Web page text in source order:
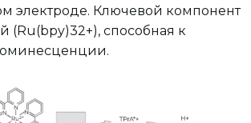
электроде. Ключевой компонент
(Ru(bpy)32+), способная к